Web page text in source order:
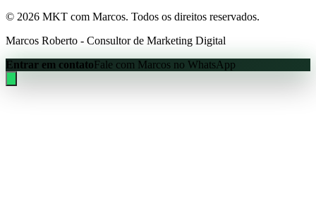
© 2026 MKT com Marcos. Todos os direitos reservados.
Marcos Roberto - Consultor de Marketing Digital
Entrar em contatoFale com Marcos no WhatsApp